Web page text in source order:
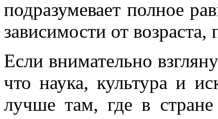
подразумевает полное
зависимости от
Если внимательно
что наука, культура и
лучше там, где в стране